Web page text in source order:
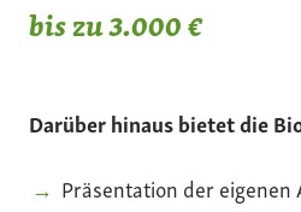
bis zu 3.000 €
Darüber hinaus bietet die
Präsentation der eigenen